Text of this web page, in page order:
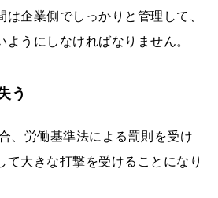
企業側でしっかりと管理して、
うにしなければなりません。
う
、労働基準法による罰則を受け
て大きな打撃を受けることになり